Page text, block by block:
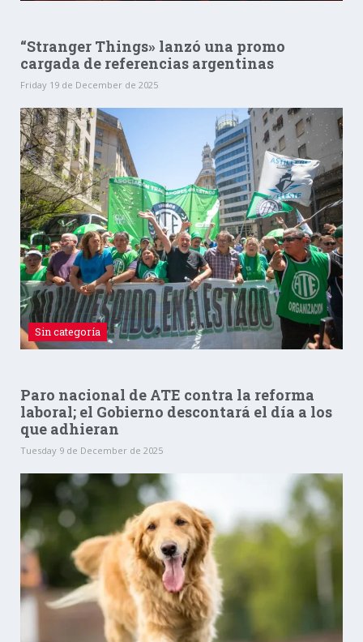
“Stranger Things» lanzó una promo
cargada de referencias argentinas
Friday 19 de December de 2025
Sin categoría
Paro nacional de ATE contra la reforma
laboral; el Gobierno descontará el día a los
que adhieran
Tuesday 9 de December de 2025